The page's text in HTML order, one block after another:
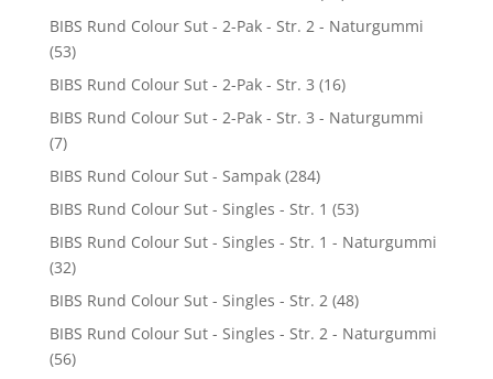
BIBS Rund Colour Sut - 2-Pak - Str. 2 - Naturgummi
(53)
BIBS Rund Colour Sut - 2-Pak - Str. 3 (16)
BIBS Rund Colour Sut - 2-Pak - Str. 3 - Naturgummi
(7)
BIBS Rund Colour Sut - Sampak (284)
BIBS Rund Colour Sut - Singles - Str. 1 (53)
BIBS Rund Colour Sut - Singles - Str. 1 - Naturgummi
(32)
BIBS Rund Colour Sut - Singles - Str. 2 (48)
BIBS Rund Colour Sut - Singles - Str. 2 - Naturgummi
(56)